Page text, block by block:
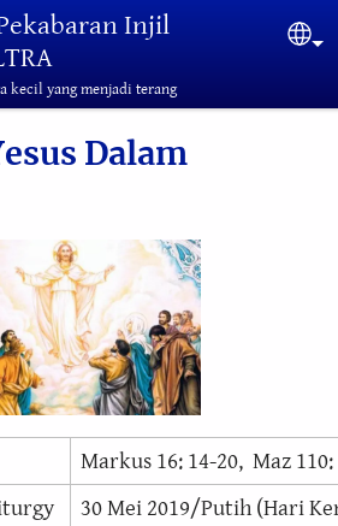
Injil
kecil yang menjadi terang
Dalam
Markus 16: 14-20, Maz 110:
30 Mei 2019/Putih (Hari